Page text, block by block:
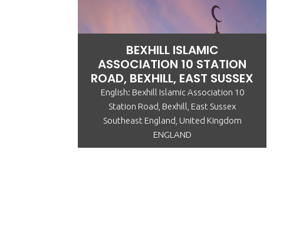
BEXHILL ISLAMIC
ASSOCIATION 10 STATION
ROAD, BEXHILL, EAST SUSSEX
English: Bexhill Islamic Association 10
Station Road, Bexhill, East Sussex
Southeast England, United Kingdom
ENGLAND